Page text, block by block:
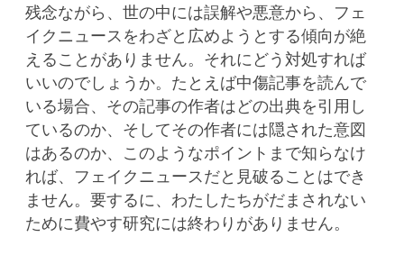
残念ながら、世の中には誤解や悪意から、フェ
イクニュースをわざと広めようとする傾向が絶
えることがありません。それにどう対処すれば
いいのでしょうか。たとえば中傷記事を読んで
いる場合、その記事の作者はどの出典を引用し
ているのか、そしてその作者には隠された意図
はあるのか、このようなポイントまで知らなけ
れば、フェイクニュースだと見破ることはでき
ません。要するに、わたしたちがだまされない
ために費やす研究には終わりがありません。